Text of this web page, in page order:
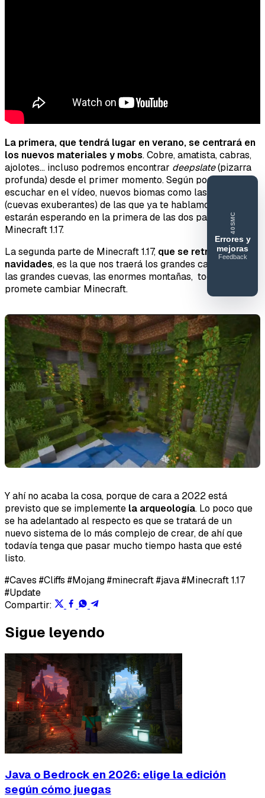
La primera, que tendrá lugar en verano, se centrará en
los nuevos materiales y mobs. Cobre, amatista, cabras,
ajolotes… incluso podremos encontrar deepslate(pizarra
profunda) desde el primer momento. Según podemos
escuchar en el vídeo, nuevos biomas como las lush caves
(cuevas exuberantes) de las que ya te hablamos aquí, te
estarán esperando en la primera de las dos partes de
Minecraft 1.17.
La segunda parte de Minecraft 1.17, que se retrasa hasta
navidades, es la que nos traerá los grandes cambios del
las grandes cuevas, las enormes montañas, todo lo que
promete cambiar Minecraft.
Y ahí no acaba la cosa, porque de cara a 2022 está
previsto que se implemente la arqueología. Lo poco que
se ha adelantado al respecto es que se tratará de un
nuevo sistema de lo más complejo de crear, de ahí que
todavía tenga que pasar mucho tiempo hasta que esté
listo.
#Caves #Cliffs #Mojang#minecraft#java#Minecraft 1.17
#Update
Compartir:
Sigue leyendo
Java o Bedrock en 2026: elige la edición
según cómo juegas
40SMC
Errores y
mejoras
Feedback
40SERVIDORESMC
Reportar
error o
mejora
Tipo de feedback
Lo que gusta
Idea o mejora
Email